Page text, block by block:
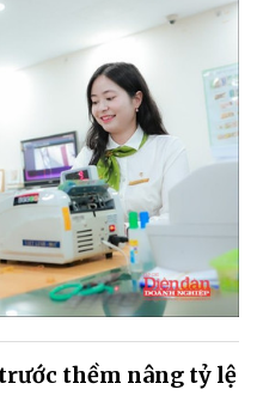
thềm nâng tỷ lệ